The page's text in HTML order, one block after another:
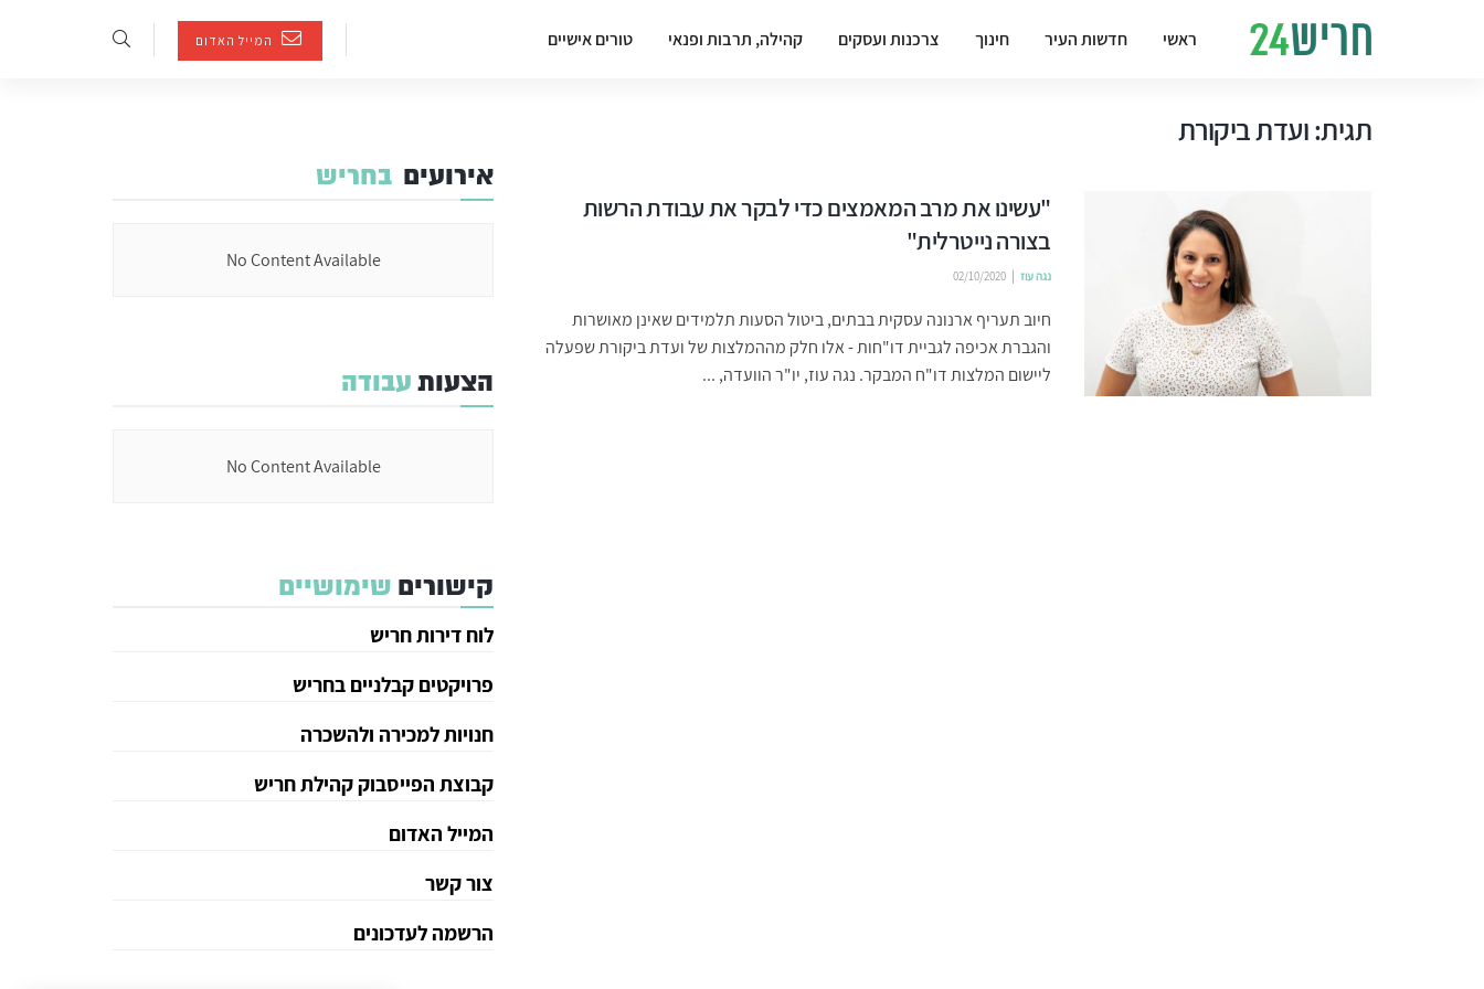
ראשי חדשות העיר חינוך צרכנות ועסקים קהילה, תרבות ופנאי טורים אישיים המייל האדום
תגית:ועדת ביקורת
"עשינו את מרב המאמצים כדי לבקר את עבודת הרשות
בצורה נייטרלית"
נגה עוז 02/10/2020
חיוב תעריף ארנונה עסקית בבתים, ביטול הסעות תלמידים שאינן מאושרות
והגברת אכיפה לגביית דו"חות - אלו חלק מההמלצות של ועדת ביקורת שפעלה
ליישום המלצות דו"ח המבקר. נגה עוז, יו"ר הוועדה, ...
אירועים בחריש
No Content Available
הצעותעבודה
No Content Available
קישורים שימושיים
לוח דירות חריש
פרויקטים קבלניים בחריש
חנויות למכירה ולהשכרה
קבוצת הפייסבוק קהילת חריש
המייל האדום
צור קשר
הרשמה לעדכונים